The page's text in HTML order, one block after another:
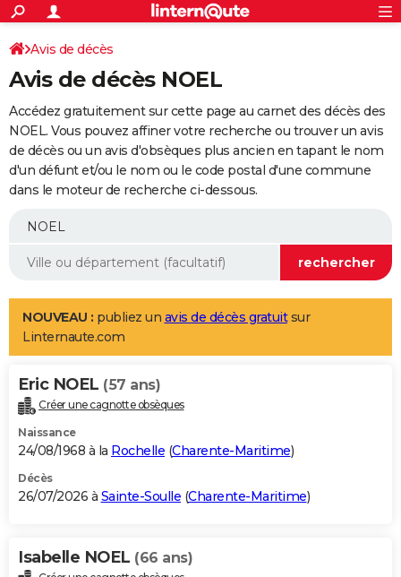
ACTUALITÉS
Politique
Société
Faits Divers
Education
Monde
Villes
+
SPORT
Coupe du monde 2026
Football
Tennis
Cyclisme
Rugby
Forum
Programme TV
TNT
Streaming
Cinéma
Sorties cinéma
Musique
+
FINANCE
Retraite
Impôts
Epargne
Immobilier
Risques naturels par ville
Banque
Assurance
Crédit
AUTO
Essais
Réserver un essai
Citadines
Berlines
SUV
Forum auto
+
Mobiles
Meilleur smartphone
Internet
Ordinateurs
Jeux vidéo
Guide high-tech
Aménagement intérieur
LIFESTYLE
Art de vivre
Bien-être
Loisirs
Mode
Modes de vie
Alimentation
Guide de la santé
Maladies
Médicaments
Sommeil
VOYAGE
Destinations
City break
Voyage nature
Voyage de noces
Forum
Climat
+PHOTO
GUIDES D'ACHAT
BONS PLANS
Carte de Noël
Carte Bonne année
Carte Saint-Valentin
Carte Pâques
Carte d'anniversaire
DICTIONNAIRE
Avis de décès
Avis de décès NOEL
Accédez gratuitement sur cette page au carnet des décès des
NOEL. Vous pouvez affiner votre recherche ou trouver un avis
de décès ou un avis d'obsèques plus ancien en tapant le nom
d'un défunt et/ou le nom ou le code postal d'une commune
dans le moteur de recherche ci-dessous.
NOUVEAU : publiez un avis de décès gratuitsur
Linternaute.com
Eric NOEL (57 ans)
Créer une cagnotte obsèques
Naissance
24/08/1968 à la Rochelle (Charente-Maritime)
Décès
26/07/2026 à Sainte-Soulle (Charente-Maritime)
Isabelle NOEL (66 ans)